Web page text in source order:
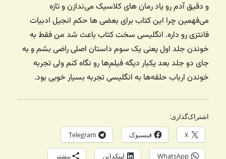
و دقیق آدم رو یاد رمان های کلاسیک می‌ندازن و تازه
می‌فهمین چرا این کتاب برای بعضی ها حکم انجیل ادبیات
فانتزی رو داره. انگلیسی سخت کتاب باعث شد من فقط به
خوندن جلد اول یعنی یک سوم داستان اصلی راضی بشم و به
جای دو جلد بعد یکبار دیگه فیلم‌ها رو نگاه کنم ولی تجربه
خوندن ارباب حلقه‌ها به انگلیسی تجربه بسیار خوبی بود.
اشتراک‌گذاری:
X فیسبوک Telegram
WhatsApp لینکداین بیشتر